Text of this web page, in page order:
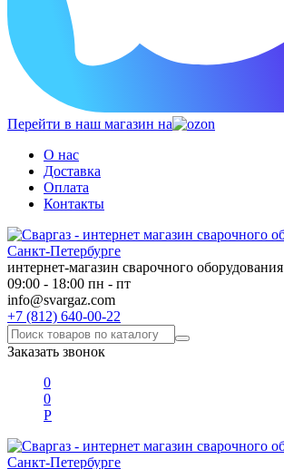
Перейти в наш магазин на
О нас
Доставка
Оплата
Контакты
интернет-магазин сварочного оборудования
09:00 - 18:00 пн - пт
info@svargaz.com
+7 (812) 640-00-22
Заказать звонок
0
0
Р